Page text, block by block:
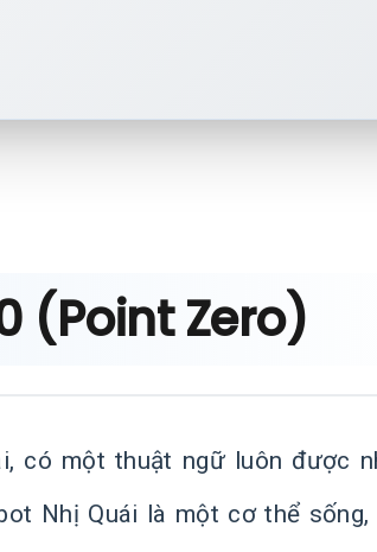
(Point Zero)
có một thuật ngữ luôn được
Nhị Quái là một cơ thể